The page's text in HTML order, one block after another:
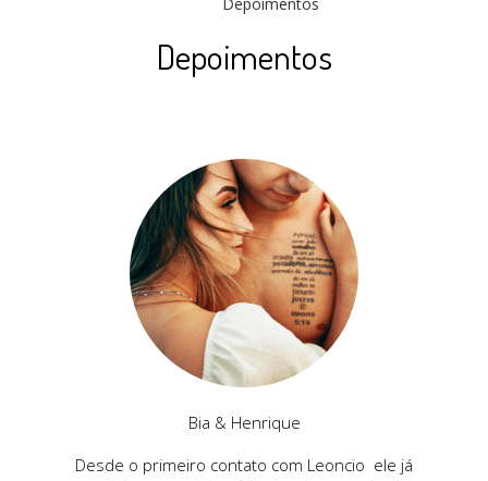
Depoimentos
Bia & Henrique
Desde o primeiro contato com Leoncio ele já